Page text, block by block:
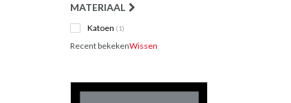
MATERIAAL
Katoen (1)
Recent bekekenWissen